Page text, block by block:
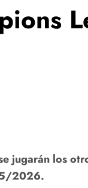
jugarán los
2026.